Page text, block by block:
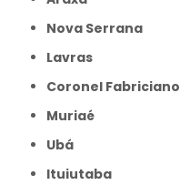
Nova Serrana
Lavras
Coronel Fabriciano
Muriaé
Ubá
Ituiutaba